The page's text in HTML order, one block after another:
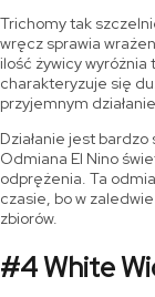
Trichomy tak
wręcz sprawia
ilość żywicy
charakteryzuje się
przyjemnym
Działanie jest bardzo
Odmiana El Nino
odprężenia. Ta
czasie, bo w
zbiorów.
#4 White